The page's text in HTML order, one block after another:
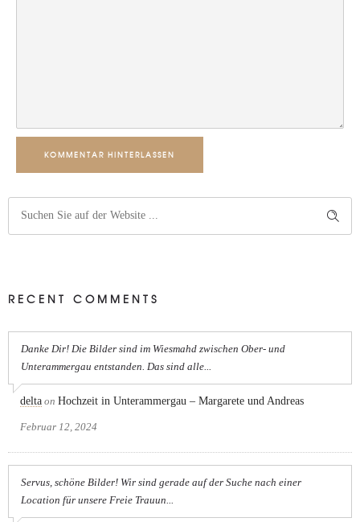
KOMMENTAR HINTERLASSEN
RECENT COMMENTS
Danke Dir! Die Bilder sind im Wiesmahd zwischen Ober- und
Unterammergau entstanden. Das sind alle...
delta on Hochzeit in Unterammergau – Margarete und Andreas
Februar 12, 2024
Servus, schöne Bilder! Wir sind gerade auf der Suche nach einer
Location für unsere Freie Trauun...